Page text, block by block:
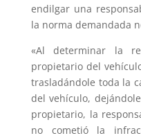
endilgar una
la norma demandada
«Al determinar la
propietario del
trasladándole toda la
del vehículo,
propietario, la
no cometió la